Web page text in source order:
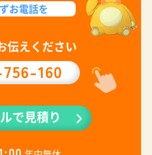
お電話を
伝えください
160
で見積り